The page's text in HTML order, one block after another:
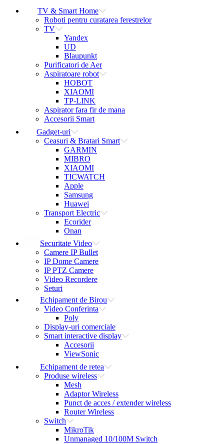
TV & Smart Home
Roboti pentru curatarea ferestrelor
TV
Yandex
UD
Blaupunkt
Purificatori de Aer
Aspiratoare robot
HOBOT
XIAOMI
TP-LINK
Aspirator fara fir de mana
Accesorii Smart
Gadget-uri
Ceasuri & Bratari Smart
GARMIN
MIBRO
XIAOMI
TICWATCH
Apple
Samsung
Huawei
Transport Electric
Ecorider
Onan
Securitate Video
Camere IP Bullet
IP Dome Camere
IP PTZ Camere
Video Recordere
Seturi
Echipament de Birou
Video Conferinta
Poly
Display-uri comerciale
Smart interactive display
Accesorii
ViewSonic
Echipament de retea
Produse wireless
Mesh
Adaptor Wireless
Punct de acces / extender wireless
Router Wireless
Switch
MikroTik
Unmanaged 10/100M Switch